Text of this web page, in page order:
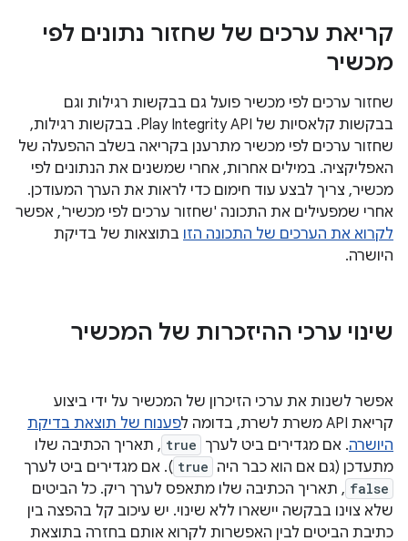
קריאת ערכים של שחזור נתונים לפי
מכשיר
שחזור ערכים לפי מכשיר פועל גם בבקשות רגילות וגם
בבקשות קלאסיות של Play Integrity API. בבקשות רגילות,
שחזור ערכים לפי מכשיר מתרענן בקריאה בשלב ההפעלה של
האפליקציה. במילים אחרות, אחרי שמשנים את הנתונים לפי
מכשיר, צריך לבצע עוד חימום כדי לראות את הערך המעודכן.
אחרי שמפעילים את התכונה 'שחזור ערכים לפי מכשיר', אפשר
לקרוא את הערכים של התכונה הזו בתוצאות של בדיקת
היושרה.
שינוי ערכי ההיזכרות של המכשיר
אפשר לשנות את ערכי הזיכרון של המכשיר על ידי ביצוע
קריאת API משרת לשרת, בדומה ל
פענוח של תוצאת בדיקת
היושרה. אם מגדירים ביט לערך true , תאריך הכתיבה שלו
מתעדכן (גם אם הוא כבר היה true ). אם מגדירים ביט לערך
false , תאריך הכתיבה שלו מתאפס לערך ריק. כל הביטים
שלא צוינו בבקשה יישארו ללא שינוי. יש עיכוב קל בהפצה בין
כתיבת הביטים לבין האפשרות לקרוא אותם בחזרה בתוצאת